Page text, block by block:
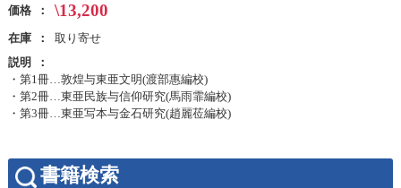
価格 \13,200
在庫
取り寄せ
説明
・第1冊…敦煌与東亜文明(渡部惠編校)
・第2冊…東亜民族与信仰研究(馬雨霏編校)
・第3冊…東亜写本与金石研究(趙麗莅編校)
書籍検索